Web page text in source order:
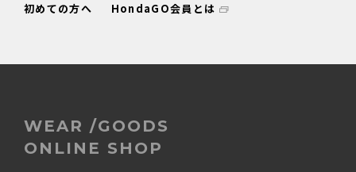
初めての方へ
HondaGO会員とは
WEAR /GOODS
ONLINE SHOP